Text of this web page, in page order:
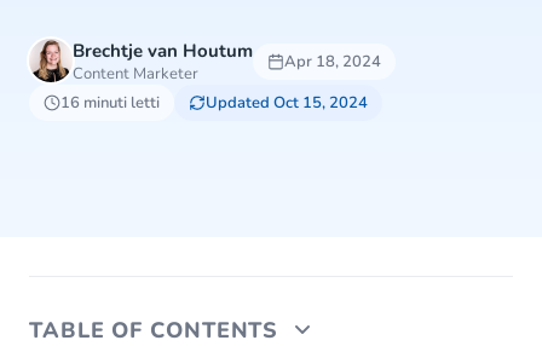
Brechtje van Houtum
Content Marketer
Apr 18, 2024
16 minuti letti
Updated Oct 15, 2024
TABLE OF CONTENTS